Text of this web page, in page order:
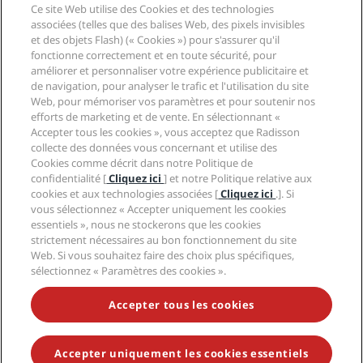
Nouveaux et futurs hôtels
Application Radisson Hotels
Hôtels adaptés aux sportifs
Hôtels adaptés aux Familles
Santé et sécurité
Radisson Hotel Group
Médias
Carrières RHG
Carrières PPHE
Carrières EHL
The Club by RHG
Opportunités de développement
Entreprise responsable
Approvisionnement
Légal
Centre de confidentialité
Mentions légales
Conditions générales Radisson Rewards
Contrat d’utilisation du site
Accessibilité numérique
Déclaration sur l’esclavage moderne
Aide
Avis aux consommateurs
Contact
FAQ
Plan du site
Médias sociaux
Marques Radisson Hotels
NE MANQUEZ AUCUNE DE NOS OFFRES LES PLUS
POPULAIRES
Ce site Web utilise des Cookies et des technologies
associées (telles que des balises Web, des pixels invisibles
et des objets Flash) (« Cookies ») pour s'assurer qu'il
fonctionne correctement et en toute sécurité, pour
améliorer et personnaliser votre expérience publicitaire et
de navigation, pour analyser le trafic et l'utilisation du site
Web, pour mémoriser vos paramètres et pour soutenir nos
efforts de marketing et de vente. En sélectionnant «
Accepter tous les cookies », vous acceptez que Radisson
collecte des données vous concernant et utilise des
Cookies comme décrit dans notre Politique de
confidentialité [Cliquez ici] et notre Politique relative aux
cookies et aux technologies associées [Cliquez ici .]. Si
vous sélectionnez « Accepter uniquement les cookies
essentiels », nous ne stockerons que les cookies
strictement nécessaires au bon fonctionnement du site
Web. Si vous souhaitez faire des choix plus spécifiques,
sélectionnez « Paramètres des cookies ».
Accepter tous les cookies
Accepter uniquement les cookies essentiels